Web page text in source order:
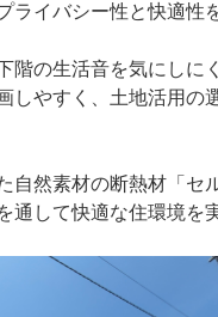
イバシー性と快適性
階の生活音を気にしに
しやすく、土地活用の
自然素材の断熱材「セ
して快適な住環境を